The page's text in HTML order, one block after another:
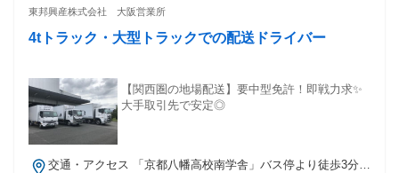
種からの転職で ドライバーデビューした方も多数！ 異業種か
50代と年齢層も幅広く、 比較的既婚者の方が多め。 なので、
東邦興産株式会社 大阪営業所
4tトラック・大型トラックでの配送ドライバー
【関西圏の地場配送】要中型免許！即戦力求✨
大手取引先で安定◎
交通・アクセス 「京都八幡高校南学舎」バス停より徒歩3分、